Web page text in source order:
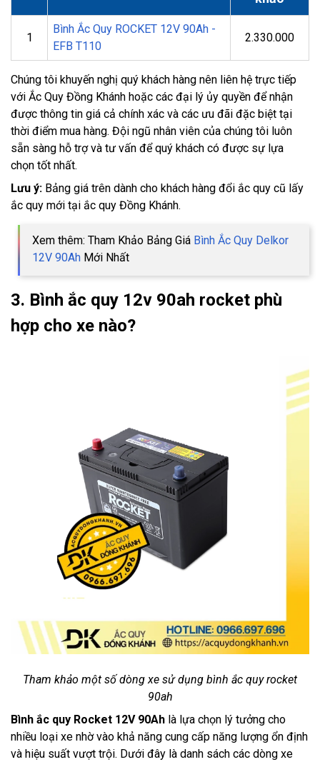
1
Bình Ắc Quy ROCKET 12V 90Ah -
EFB T110
2.330.000
Chúng tôi khuyến nghị quý khách hàng nên liên hệ trực tiếp
với Ắc Quy Đồng Khánh hoặc các đại lý ủy quyền để nhận
được thông tin giá cả chính xác và các ưu đãi đặc biệt tại
thời điểm mua hàng. Đội ngũ nhân viên của chúng tôi luôn
sẵn sàng hỗ trợ và tư vấn để quý khách có được sự lựa
chọn tốt nhất.
Lưu ý: Bảng giá trên dành cho khách hàng đổi ắc quy cũ lấy
ắc quy mới tại ắc quy Đồng Khánh.
Xem thêm: Tham Khảo Bảng Giá Bình Ắc Quy Delkor
12V 90Ah Mới Nhất
3. Bình ắc quy 12v 90ah rocket phù
hợp cho xe nào?
Tham khảo một số dòng xe sử dụng bình ắc quy rocket
90ah
Bình ắc quy Rocket 12V 90Ah là lựa chọn lý tưởng cho
nhiều loại xe nhờ vào khả năng cung cấp năng lượng ổn định
và hiệu suất vượt trội. Dưới đây là danh sách các dòng xe